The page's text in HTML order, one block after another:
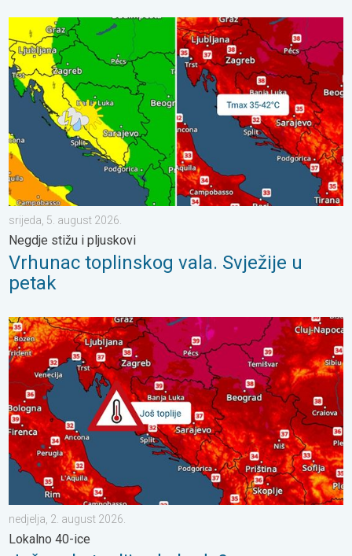
Vrhunac toplinskog vala. Svježije u petak. Negdje stižu i
srijeda, 5. august 2026.
Negdje stižu i pljuskovi
Vrhunac toplinskog vala. Svježije u
petak
Još malo toplije, do kada?. Lokalno 40-ice. . . nedjelja, 2.
nedjelja, 2. august 2026.
Lokalno 40-ice